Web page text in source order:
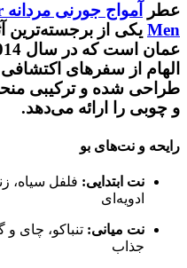
عطر آمواج جورنی مردانه
Men یکی از برجسته‌ترین
الهام از سفرهای
طراحی شده و ترکیبی
و چوبی را ارائه می‌دهد.
رایحه و نت‌های بو
نت ابتدایی: فلفل سیاه،
ادویه‌ای
نت میانی: تنباکو، چای
جذاب